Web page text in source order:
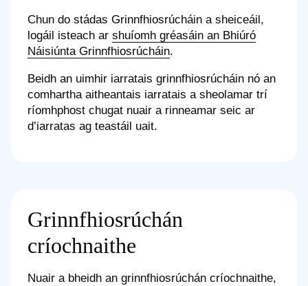
Chun do stádas Grinnfhiosrúcháin a sheiceáil,
logáil isteach ar shuíomh gréasáin an Bhiúró
Náisiúnta Grinnfhiosrúcháin.
Beidh an uimhir iarratais grinnfhiosrúcháin nó an
comhartha aitheantais iarratais a sheolamar trí
ríomhphost chugat nuair a rinneamar seic ar
d’iarratas ag teastáil uait.
Grinnfhiosrúchán
críochnaithe
Nuair a bheidh an grinnfhiosrúchán críochnaithe,